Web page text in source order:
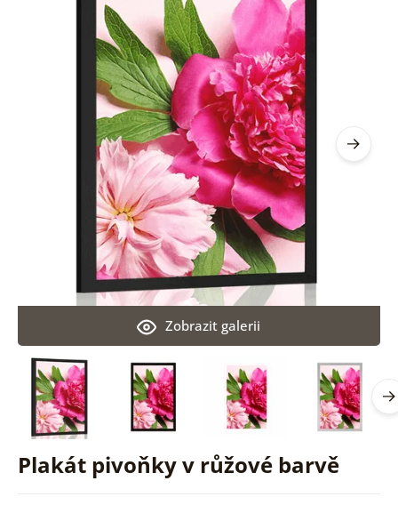
Plakát pivoňky v růžové barvě
Zobrazit galerii